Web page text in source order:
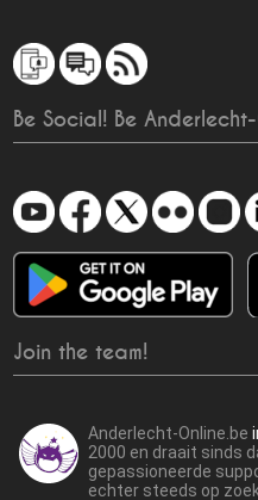
Be Social! Be
Join the team!
Anderlecht-Online.be
2000 en draait sinds
gepassioneerde
echter steeds op